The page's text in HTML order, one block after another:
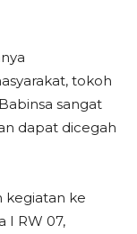
tokoh
sangat
dapat dicegah
kegiatan ke
I RW 07,